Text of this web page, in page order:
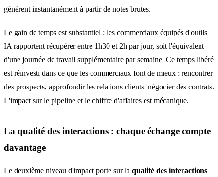
génèrent instantanément à partir de notes brutes.
Le gain de temps est substantiel : les commerciaux équipés d'outils
IA rapportent récupérer entre 1h30 et 2h par jour, soit l'équivalent
d'une journée de travail supplémentaire par semaine. Ce temps libéré
est réinvesti dans ce que les commerciaux font de mieux : rencontrer
des prospects, approfondir les relations clients, négocier des contrats.
L'impact sur le pipeline et le chiffre d'affaires est mécanique.
La qualité des interactions : chaque échange compte
davantage
Le deuxième niveau d'impact porte sur la qualité des interactions